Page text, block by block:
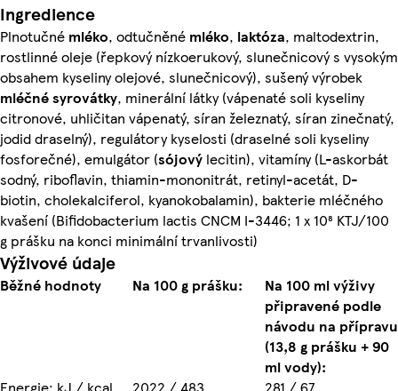
Ingredience
Plnotučné mléko, odtučněné mléko, laktóza, maltodextrin,
rostlinné oleje (řepkový nízkoerukový, slunečnicový s vysokým
obsahem kyseliny olejové, slunečnicový), sušený výrobek
mléčnésyrovátky, minerální látky (vápenaté soli kyseliny
citronové, uhličitan vápenatý, síran železnatý, síran zinečnatý,
jodid draselný), regulátory kyselosti (draselné soli kyseliny
fosforečné), emulgátor (sójový lecitin), vitamíny (L-askorbát
sodný, riboflavin, thiamin-mononitrát, retinyl-acetát, D-
biotin, cholekalciferol, kyanokobalamin), bakterie mléčného
kvašení (Bifidobacterium lactis CNCM I-3446; 1 x 10⁸ KTJ/100
g prášku na konci minimální trvanlivosti)
Výživové údaje
Běžné hodnoty Na 100 g prášku:
Na 100 ml výživy
připravené podle
návodu na přípravu
(13,8 g prášku + 90
ml vody):
Energie: kJ / kcal
2022 / 483
281 / 67